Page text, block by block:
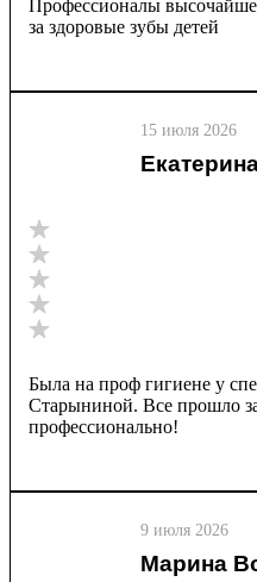
Профессионалы
за здоровые зубы детей
15 июля 2026
Была на проф гигиене у
Старыниной. Все прошло
профессионально!
9 июля 2026
Марина